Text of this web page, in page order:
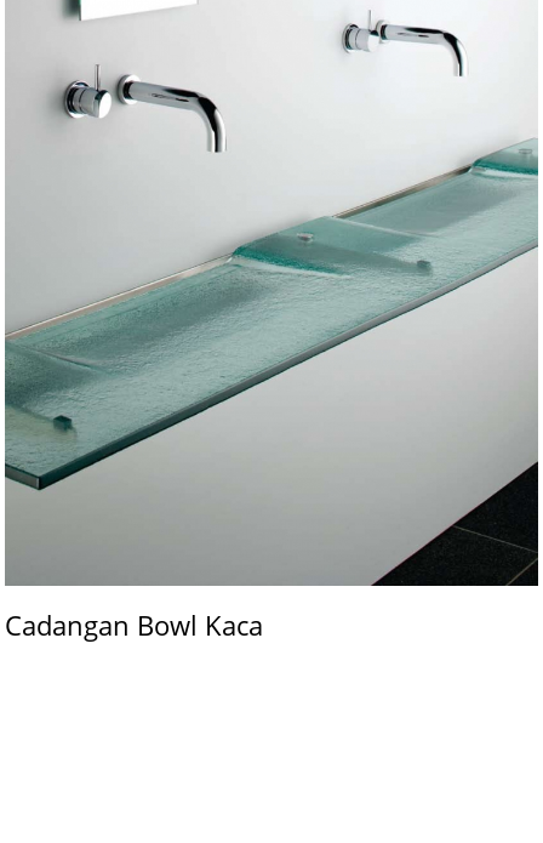
Cadangan Bowl Kaca